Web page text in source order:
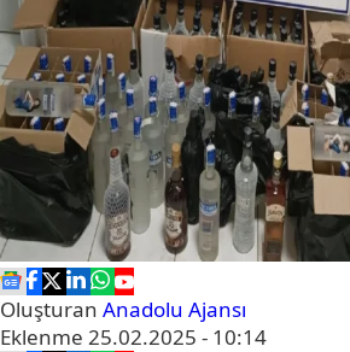
Oluşturan Anadolu Ajansı
Eklenme 25.02.2025 - 10:14